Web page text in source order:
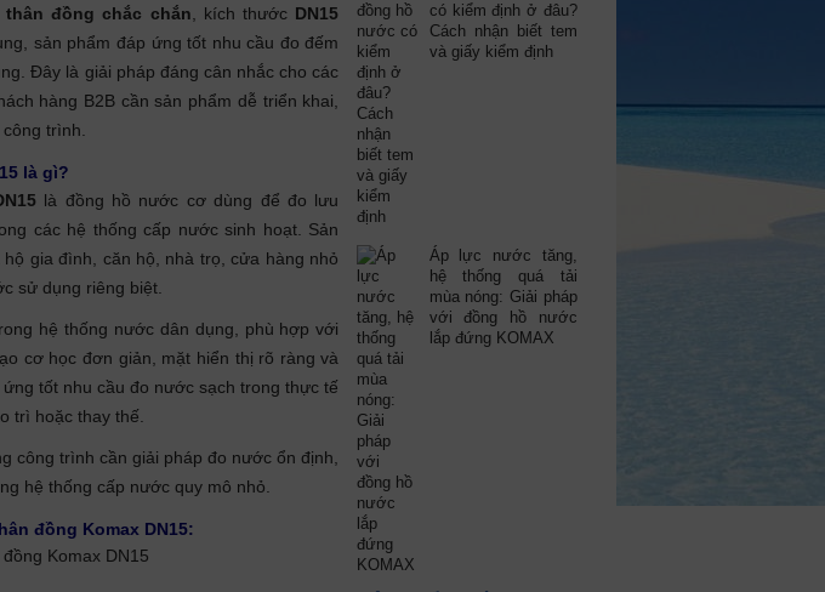
thân đồng chắc chắn , kích thước DN15
sản phẩm đáp ứng tốt nhu cầu đo đếm
Đây là giải pháp đáng cân nhắc cho các
hàng B2B cần sản phẩm dễ triển khai,
trình.
là gì?
là đồng hồ nước cơ dùng để đo lưu
các hệ thống cấp nước sinh hoạt. Sản
gia đình, căn hộ, nhà trọ, cửa hàng nhỏ
sử dụng riêng biệt.
hệ thống nước dân dụng, phù hợp với
cơ học đơn giản, mặt hiển thị rõ ràng và
tốt nhu cầu đo nước sạch trong thực tế
trì hoặc thay thế.
công trình cần giải pháp đo nước ổn định,
hệ thống cấp nước quy mô nhỏ.
đồng Komax DN15:
Komax DN15
có kiểm định ở đâu?
Cách nhận biết tem
và giấy kiểm định
Áp lực nước tăng,
hệ thống quá tải
mùa nóng: Giải pháp
với đồng hồ nước
lắp đứng KOMAX